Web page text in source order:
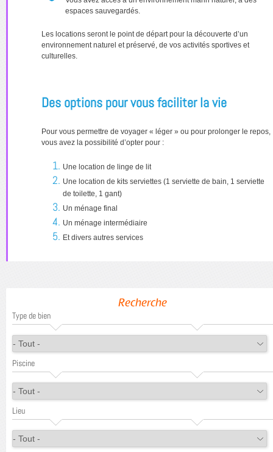
Recherche
Type de bien
Piscine
Lieu
espaces sauvegardés.
Les locations seront le point de départ pour la découverte d’un
environnement naturel et préservé, de vos activités sportives et
culturelles.
Des options pour vous faciliter la vie
Pour vous permettre de voyager « léger » ou pour prolonger le repos,
vous avez la possibilité d’opter pour :
Une location de linge de lit
Une location de kits serviettes (1 serviette de bain, 1 serviette
de toilette, 1 gant)
Un ménage final
Un ménage intermédiaire
Et divers autres services